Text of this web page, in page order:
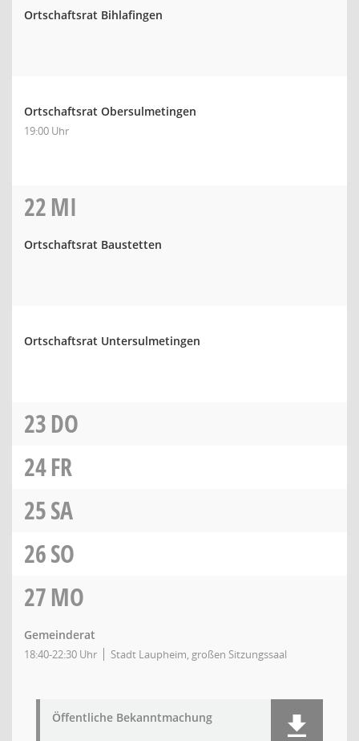
Ortschaftsrat Bihlafingen
Ortschaftsrat Obersulmetingen
19:00 Uhr
22MI
Ortschaftsrat Baustetten
Ortschaftsrat Untersulmetingen
23DO
24FR
25SA
26SO
27MO
Gemeinderat
18:40-22:30 Uhr Stadt Laupheim, großen Sitzungssaal
Öffentliche Bekanntmachung